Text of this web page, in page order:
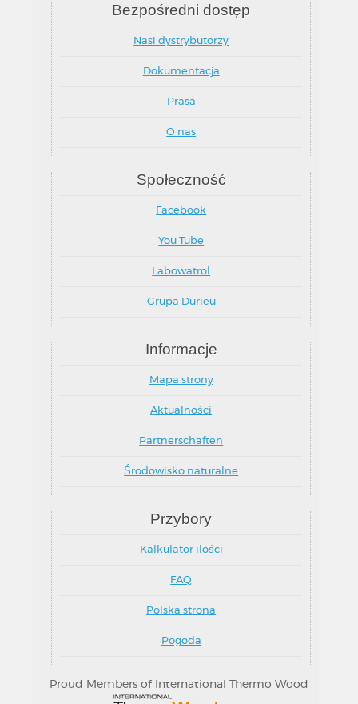
Bezpośredni dostęp
Nasi dystrybutorzy
Dokumentacja
Prasa
O nas
Społeczność
Facebook
You Tube
Labowatrol
Grupa Durieu
Informacje
Mapa strony
Aktualności
Partnerschaften
Środowisko naturalne
Przybory
Kalkulator ilości
FAQ
Polska strona
Pogoda
Proud Members of International Thermo Wood